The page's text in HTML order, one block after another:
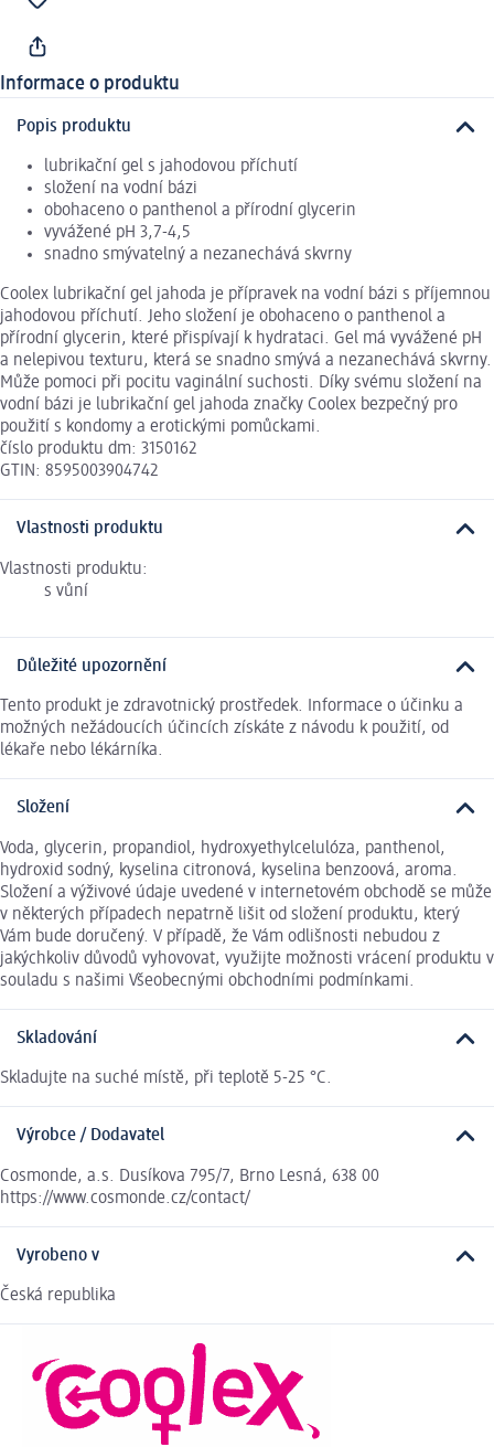
Informace o produktu
Popis produktu
lubrikační gel s jahodovou příchutí
složení na vodní bázi
obohaceno o panthenol a přírodní glycerin
vyvážené pH 3,7-4,5
snadno smývatelný a nezanechává skvrny
Coolex lubrikační gel jahoda je přípravek na vodní bázi s příjemnou
jahodovou příchutí. Jeho složení je obohaceno o panthenol a
přírodní glycerin, které přispívají k hydrataci. Gel má vyvážené pH
a nelepivou texturu, která se snadno smývá a nezanechává skvrny.
Může pomoci při pocitu vaginální suchosti. Díky svému složení na
vodní bázi je lubrikační gel jahoda značky Coolex bezpečný pro
použití s kondomy a erotickými pomůckami.
číslo produktu dm: 3150162
GTIN: 8595003904742
Vlastnosti produktu
Vlastnosti produktu:
s vůní
Důležité upozornění
Tento produkt je zdravotnický prostředek. Informace o účinku a
možných nežádoucích účincích získáte z návodu k použití, od
lékaře nebo lékárníka.
Složení
Voda, glycerin, propandiol, hydroxyethylcelulóza, panthenol,
hydroxid sodný, kyselina citronová, kyselina benzoová, aroma.
Složení a výživové údaje uvedené v internetovém obchodě se může
v některých případech nepatrně lišit od složení produktu, který
Vám bude doručený. V případě, že Vám odlišnosti nebudou z
jakýchkoliv důvodů vyhovovat, využijte možnosti vrácení produktu v
souladu s našimi Všeobecnými obchodními podmínkami.
Skladování
Skladujte na suché místě, při teplotě 5-25 °C.
Výrobce / Dodavatel
Cosmonde, a.s. Dusíkova 795/7, Brno Lesná, 638 00
https://www.cosmonde.cz/contact/
Vyrobeno v
Česká republika